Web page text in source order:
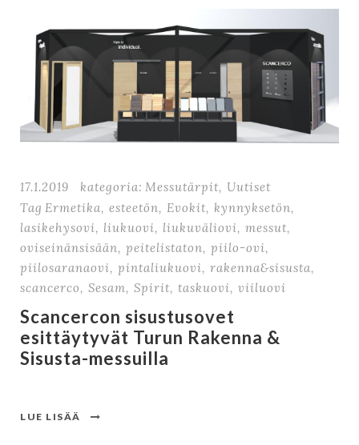
17.1.2019 kategoria: Messutärpit, Uutiset
Tag Ermetika, esteetön, Evokit, kynnyksetön,
lasikehysovi, liukuovi, liukuväliovi, messut,
oviseinänsisään, peitelistaton, piilo-ovi,
piilosaranaovi, pintaliukuovi, rakenna&sisusta,
scancerco, Sesam, Spirit, taskuovi, viiluovi
Scancercon sisustusovet
esittäytyvät Turun Rakenna &
Sisusta-messuilla
LUE LISÄÄ